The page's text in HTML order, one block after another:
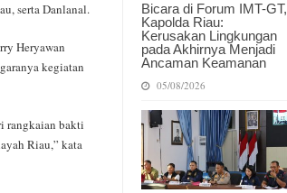
Bicara di Forum IMT-GT,
Kapolda Riau:
Kerusakan Lingkungan
pada Akhirnya Menjadi
Ancaman Keamanan
05/08/2026
serta Danlanal.
Heryawan
kegiatan
rangkaian bakti
Riau,” kata